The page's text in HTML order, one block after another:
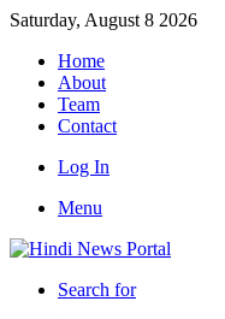
Saturday, August 8 2026
Home
About
Team
Contact
Log In
Menu
Search for